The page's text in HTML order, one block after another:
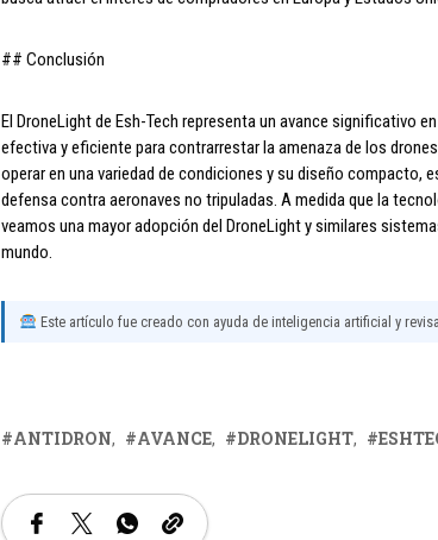
## Conclusión
El DroneLight de Esh-Tech representa un avance significativo
efectiva y eficiente para contrarrestar la amenaza de los
operar en una variedad de condiciones y su diseño compacto,
defensa contra aeronaves no tripuladas. A medida que la
veamos una mayor adopción del DroneLight y similares
mundo.
Este artículo fue creado con ayuda de inteligencia artificial y
ANTIDRON AVANCE DRONELIGHT